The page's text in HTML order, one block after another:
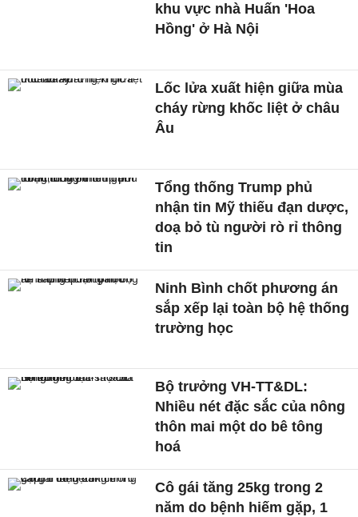
khu vực nhà Huấn 'Hoa
Hồng' ở Hà Nội
Lốc lửa xuất hiện giữa mùa
cháy rừng khốc liệt ở châu
Âu
Tổng thống Trump phủ
nhận tin Mỹ thiếu đạn dược,
doạ bỏ tù người rò rỉ thông
tin
Ninh Bình chốt phương án
sắp xếp lại toàn bộ hệ thống
trường học
Bộ trưởng VH-TT&DL:
Nhiều nét đặc sắc của nông
thôn mai một do bê tông
hoá
Cô gái tăng 25kg trong 2
năm do bệnh hiếm gặp, 1